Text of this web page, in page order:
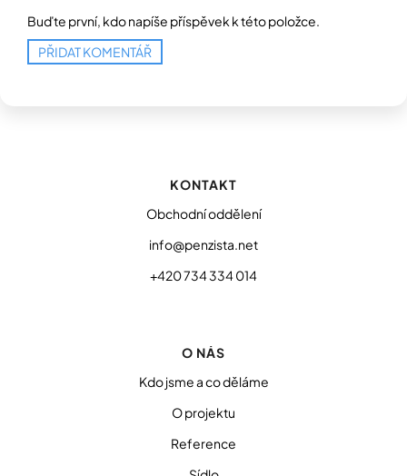
Buďte první, kdo napíše příspěvek k této položce.
PŘIDAT KOMENTÁŘ
KONTAKT
Obchodní oddělení
info@penzista.net
+420 734 334 014
O NÁS
Kdo jsme a co děláme
O projektu
Reference